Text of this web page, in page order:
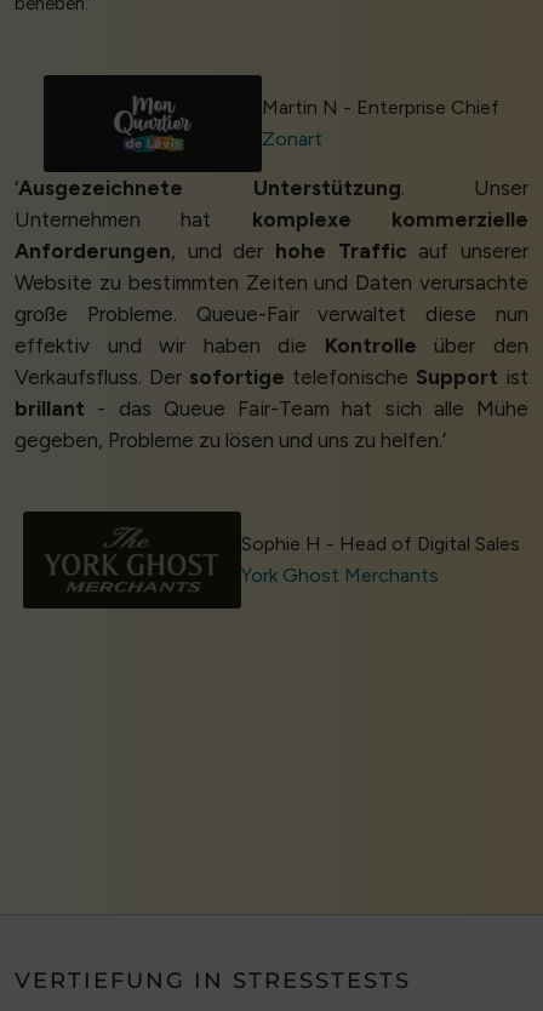
Martin N - Enterprise Chief
Zonart
‘Ausgezeichnete Unterstützung. Unser
Unternehmen hat komplexe kommerzielle
Anforderungen, und der hohe Traffic auf unserer
Website zu bestimmten Zeiten und Daten verursachte
große Probleme. Queue-Fair verwaltet diese nun
effektiv und wir haben die Kontrolle über den
Verkaufsfluss. Der sofortige telefonische Support ist
brillant - das Queue Fair-Team hat sich alle Mühe
gegeben, Probleme zu lösen und uns zu helfen.’
Sophie H - Head of Digital Sales
York Ghost Merchants
VERTIEFUNG IN STRESSTESTS